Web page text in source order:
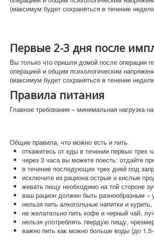
Лечение зубов
Протезирование зубов
Ортодонтия
Виниры
Имплантация
Хирургия
Детская стоматология
Пациентам
Как доехать
(максимум будет сохраняться в течение
Первые 2-3 дня после
Вы только что пришли домой после операции
операцией и общим психологическим
(максимум будет сохраняться в течение
Правила питания
Главное требование – минимальная
Общие правила, что можно есть и пить
откажитесь от еды в течении первых трех
через 3 часа вы можете поесть: отдайте
в течение последующих трех дней под
исключите из рациона острые и кислые
жевать пищу необходимо на той стороне
ваш рацион должен быть разнообразным –
нельзя пить алкогольные напитки и курить,
не желательно пить кофе и черный чай,
нельзя употреблять твердую пищу,
важно пить как можно больше воды (до